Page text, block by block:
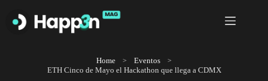
contenido
Home
Eventos
ETH Cinco de Mayo el Hackathon que llega a CDMX